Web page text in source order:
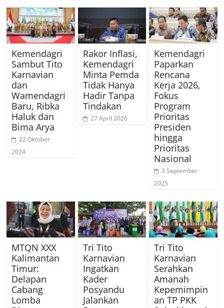
Kemendagri
Sambut Tito
Karnavian
dan
Wamendagri
Baru, Ribka
Haluk dan
Bima Arya
22 Oktober
2024
Rakor Inflasi,
Kemendagri
Minta Pemda
Tidak Hanya
Hadir Tanpa
Tindakan
27 April 2026
Kemendagri
Paparkan
Rencana
Kerja 2026,
Fokus
Program
Prioritas
Presiden
hingga
Prioritas
Nasional
3 September
2025
MTQN XXX
Kalimantan
Timur:
Delapan
Cabang
Lomba
Tri Tito
Karnavian
Ingatkan
Kader
Posyandu
Jalankan
Tri Tito
Karnavian
Serahkan
Amanah
Kepemimpin
an TP PKK